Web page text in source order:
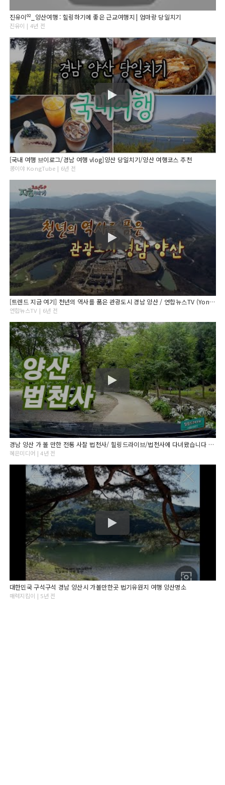
진유이⁰²_양산여행 : 힐링하기에 좋은 근교여행지 | 엄마랑 당일치기
진유이 | 4년 전
[국내 여행 브이로그/경남 여행 vlog]양산 당일치기/양산 여행코스 추천
콩이야 KongTube | 6년 전
[트렌드 지금 여기] 천년의 역사를 품은 관광도시 경남 양산 / 연합뉴스TV (YonhapnewsTV)
연합뉴스TV | 6년 전
경남 양산 가 볼 만한 전통 사찰 법천사/ 힐링드라이브/법천사에 다녀왔습니다 /오늘도 좋은 밤 되세요.
혜은미디어 | 4년 전
대한민국 구석구석 경남 양산시 가볼만한곳 법기유원지 여행 양산명소
매력지킴이 | 5년 전